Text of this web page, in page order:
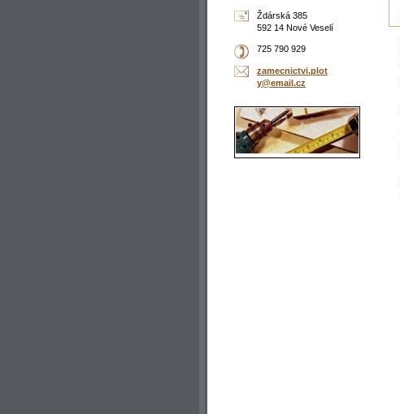
Ždárská 385
592 14 Nové Veselí
725 790 929
zamecnictvi.plot
y@email.cz